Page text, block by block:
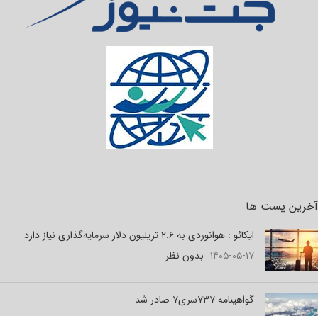
آخرین پست ها
ایکائو : هوانوردی به ۲.۶ تریلیون دلار سرمایه‌گذاری نیاز دارد
۱۴۰۵-۰۵-۱۷ بدون نظر
گواهینامه ۷۳۷سری۷ صادر شد